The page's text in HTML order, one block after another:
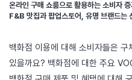
온라인 구매 쇼룸으로 활용하는 소비자
F&B 맛집과 팝업스토어, 유명 브랜드는
백화점 이용에 대해 소비자들은
있을까요? 백화점에 대한 주요